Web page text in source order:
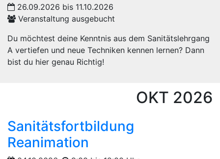
26.09.2026 bis 11.10.2026
Veranstaltung ausgebucht
Du möchtest deine Kenntnis aus dem Sanitätslehrgang
A vertiefen und neue Techniken kennen lernen? Dann
bist du hier genau Richtig!
OKT 2026
Sanitätsfortbildung
Reanimation